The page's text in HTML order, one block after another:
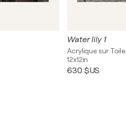
Water lily 1
Acrylique sur Toile
12x12in
630 $US